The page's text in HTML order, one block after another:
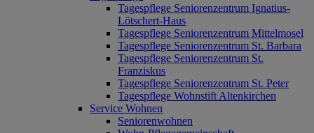
Tagespflege Seniorenzentrum Ignatius-
Lötschert-Haus
Tagespflege Seniorenzentrum Mittelmosel
Tagespflege Seniorenzentrum St. Barbara
Tagespflege Seniorenzentrum St.
Franziskus
Tagespflege Seniorenzentrum St. Peter
Tagespflege Wohnstift Altenkirchen
Service Wohnen
Seniorenwohnen